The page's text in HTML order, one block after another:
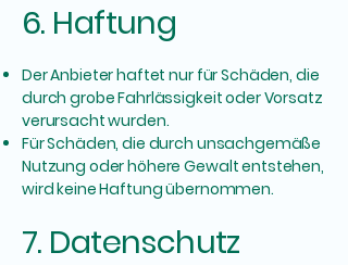
6. Haftung
Der Anbieter haftet nur für Schäden, die
durch grobe Fahrlässigkeit oder Vorsatz
verursacht wurden.
Für Schäden, die durch unsachgemäße
Nutzung oder höhere Gewalt entstehen,
wird keine Haftung übernommen.
7. Datenschutz